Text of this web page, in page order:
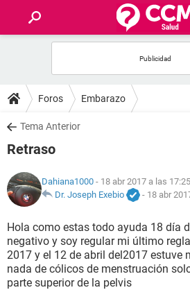
FOROS
SALUD
NUTRICIÓN
BIENESTAR
SEXUALIDAD
Foros Embarazo
Tema Anterior
Retraso
Dahiana1000 - 18 abr 2017 a las 17:25
Dr. Joseph Exebio
- 18 abr
Hola como estas todo ayuda 18 día
negativo y soy regular mi último
2017 y el 12 de abril del2017 estuve
nada de cólicos de menstruación
parte superior de la pelvis